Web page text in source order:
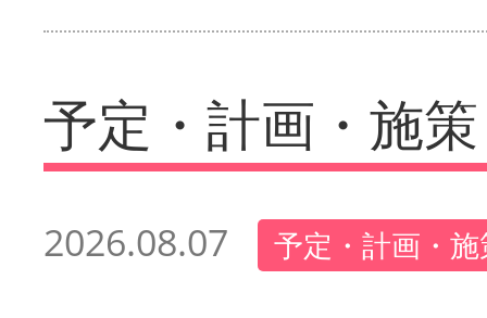
予定・計画・施策
2026.08.07 予定・計画・